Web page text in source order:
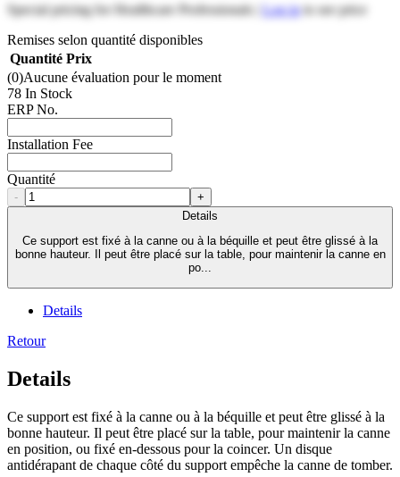
Special pricing for Healthcare Professionals | Log into see price
Remises selon quantité disponibles
Quantité Prix
(0)Aucune évaluation pour le moment
78 In Stock
ERP No.
Installation Fee
Quantité
-
+
Details
Ce support est fixé à la canne ou à la béquille et peut être glissé à la
bonne hauteur. Il peut être placé sur la table, pour maintenir la canne en
po...
Details
Retour
Details
Ce support est fixé à la canne ou à la béquille et peut être glissé à la
bonne hauteur. Il peut être placé sur la table, pour maintenir la canne
en position, ou fixé en-dessous pour la coincer. Un disque
antidérapant de chaque côté du support empêche la canne de tomber.